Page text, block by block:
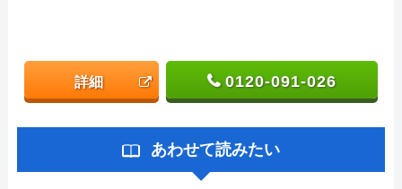
詳細 0120-091-026
あわせて読みたい